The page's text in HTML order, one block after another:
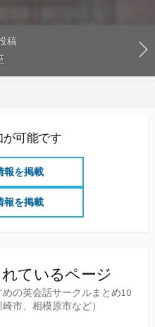
稿
可能です
報を掲載
報を掲載
ているページ
めの英会話サークルまとめ10
市、相模原市など）